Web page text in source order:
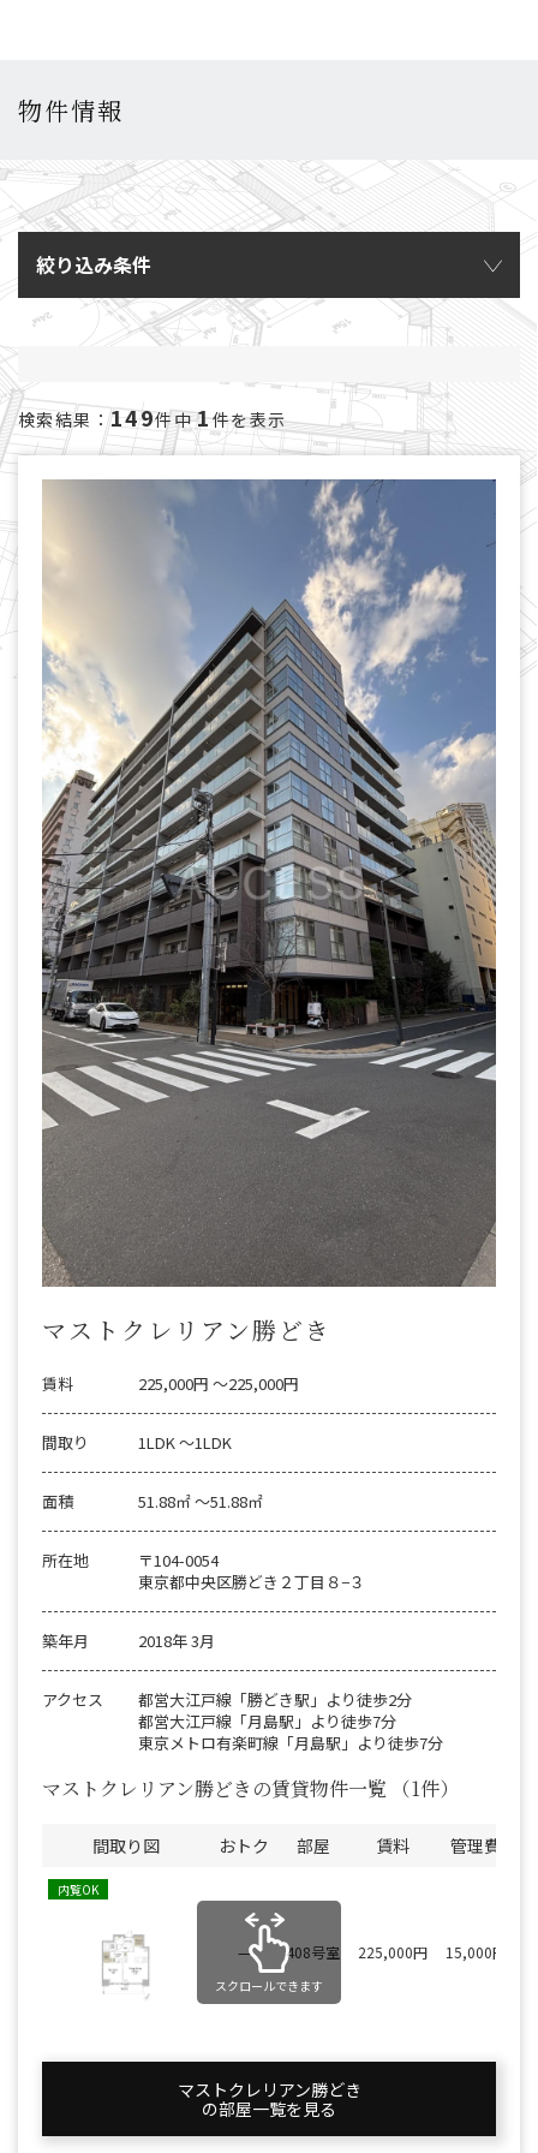
物件情報
絞り込み条件
検索結果：149件中1件を表示
マストクレリアン勝どき
賃料 225,000円 〜225,000円
間取り 1LDK 〜1LDK
面積 51.88㎡ 〜51.88㎡
所在地
〒104-0054
東京都中央区勝どき２丁目８−３
築年月 2018年 3月
アクセス
都営大江戸線「勝どき駅」より徒歩2分
都営大江戸線「月島駅」より徒歩7分
東京メトロ有楽町線「月島駅」より徒歩7分
マストクレリアン勝どきの賃貸物件一覧 （1件）
間取り図 おトク 部屋 賃料 管理費
内覧OK
— 408号室 225,000円 15,000円
スクロールできます
マストクレリアン勝どき
の部屋一覧を⾒る